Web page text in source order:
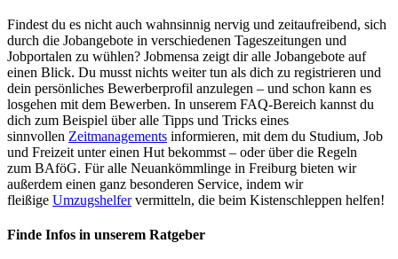
Findest du es nicht auch wahnsinnig nervig und zeitaufreibend, sich
durch die Jobangebote in verschiedenen Tageszeitungen und
Jobportalen zu wühlen? Jobmensa zeigt dir alle Jobangebote auf
einen Blick. Du musst nichts weiter tun als dich zu registrieren und
dein persönliches Bewerberprofil anzulegen – und schon kann es
losgehen mit dem Bewerben. In unserem FAQ-Bereich kannst du
dich zum Beispiel über alle Tipps und Tricks eines
sinnvollen Zeitmanagements informieren, mit dem du Studium, Job
und Freizeit unter einen Hut bekommst – oder über die Regeln
zum BAföG. Für alle Neuankömmlinge in Freiburg bieten wir
außerdem einen ganz besonderen Service, indem wir
fleißige Umzugshelfervermitteln, die beim Kistenschleppen helfen!
Finde Infos in unserem Ratgeber